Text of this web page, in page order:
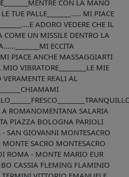
CON LA MANO
TUE PALLE_______..... MI PIACE
ADORO VEDERE CHE IL
COME UN MISSILE DENTRO LA
ECCITA
PIACE ANCHE MASSAGGIARTI
VIBRATORE________LE MIE
REALI AL
ROMANOMENTANA SALARIA
PIAZZA BOLOGNA PARIOLI
SAN GIOVANNI MONTESACRO
SACRO MONTESACRO
ROMA - MONTE MARIO EUR
CASSIA FLEMING FLAMINIO